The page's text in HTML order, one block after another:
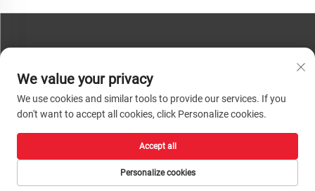
Telefon:+86-13793890209
Tel.:+86-13793890209
Urheberrecht © 2026 Shandong Huacheng High-Tech Material Technology Co.,
Ltd. Alle Rechte vorbehalten. | Datenschutzrichtlinie
We value your privacy
We use cookies and similar tools to provide our services. If you
don't want to accept all cookies, click Personalize cookies.
Personalize cookies
Accept all